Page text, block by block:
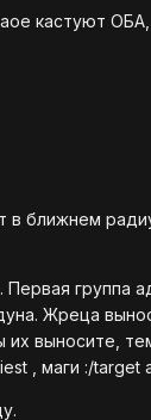
кастуют ОБА,
в ближнем
группа
Жреца
выносите,
, маги :/target